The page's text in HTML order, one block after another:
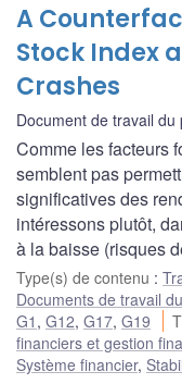
A
Stock Index
Crashes
Document de travail
Comme les facteurs
semblent pas
significatives des
intéressons plutôt,
à la baisse (risques
Type(s) de contenu :
Documents de travail
G1 , G12, G17, G19
financiers et gestion
Système financier,